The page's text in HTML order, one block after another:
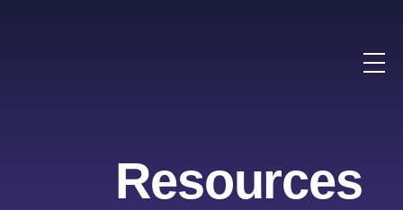
Resources